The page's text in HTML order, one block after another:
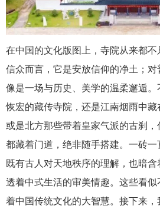
在中国的文化版图上，寺院从来都
信众而言，它是安放信仰的净土；
像是一场与历史、美学的温柔邂逅
恢宏的藏传寺院，还是江南烟雨中藏
或是北方那些带着皇家气派的古刹
都藏着门道，绝非随手搭建。一砖一
既有古人对天地秩序的理解，也暗
透着中式生活的审美情趣。这些看
着中国传统文化的大智慧。接下来